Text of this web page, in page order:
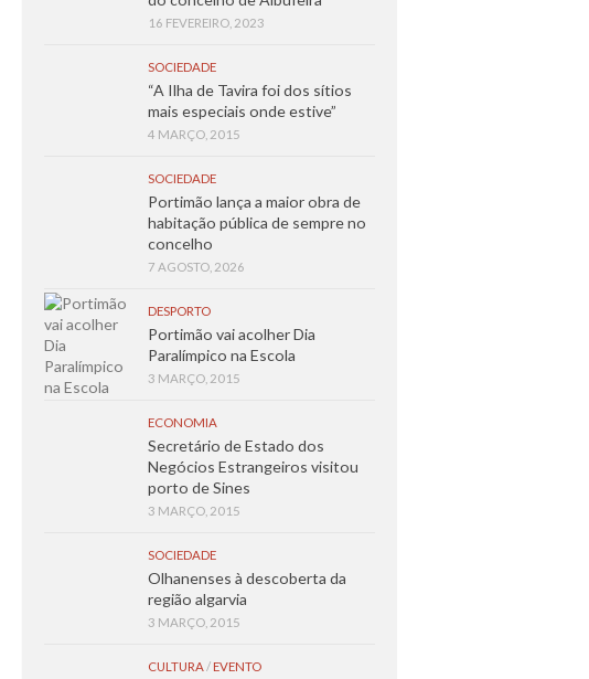
16 FEVEREIRO, 2023
SOCIEDADE
“A Ilha de Tavira foi dos sítios
mais especiais onde estive”
4 MARÇO, 2015
SOCIEDADE
Portimão lança a maior obra de
habitação pública de sempre no
concelho
7 AGOSTO, 2026
DESPORTO
Portimão vai acolher Dia
Paralímpico na Escola
3 MARÇO, 2015
ECONOMIA
Secretário de Estado dos
Negócios Estrangeiros visitou
porto de Sines
3 MARÇO, 2015
SOCIEDADE
Olhanenses à descoberta da
região algarvia
3 MARÇO, 2015
CULTURA/ EVENTO